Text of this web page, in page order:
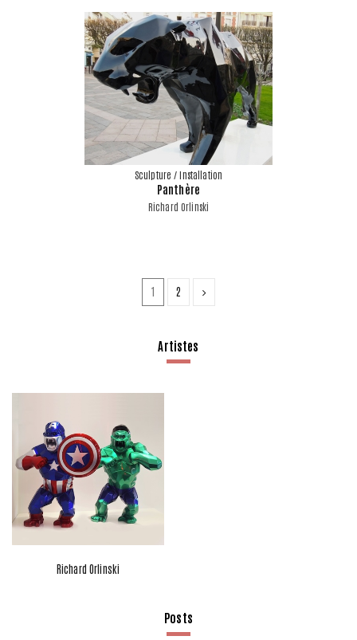
Sculpture / Installation
Panthère
Richard Orlinski
1 2
Artistes
Richard Orlinski
Posts